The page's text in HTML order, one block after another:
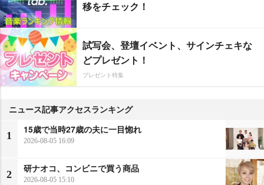
移をチェック！
試写会、登壇イベント、サインチェキな
どプレゼント！
プレゼント特集
ニュース記事アクセスランキング
1
15歳で当時27歳の夫に一目惚れ
2026-08-05 16:09
2
研ナオコ、コンビニで買う商品
2026-08-05 15:10